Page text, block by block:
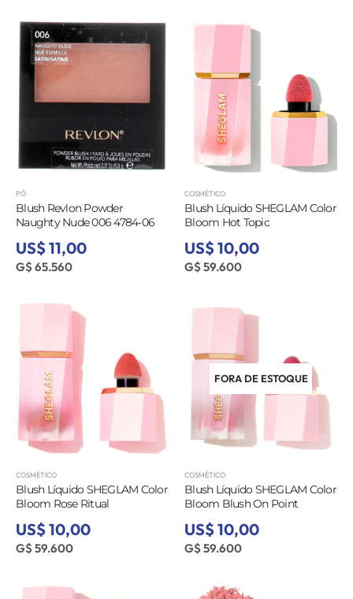
PÓ
Blush Revlon Powder
Naughty Nude 006 4784-06
US$ 11,00
G$ 65.560
COSMÉTICO
Blush Líquido SHEGLAM Color
Bloom Hot Topic
US$ 10,00
G$ 59.600
COSMÉTICO
Blush Líquido SHEGLAM Color
Bloom Rose Ritual
US$ 10,00
G$ 59.600
FORA DE ESTOQUE
COSMÉTICO
Blush Líquido SHEGLAM Color
Bloom Blush On Point
US$ 10,00
G$ 59.600